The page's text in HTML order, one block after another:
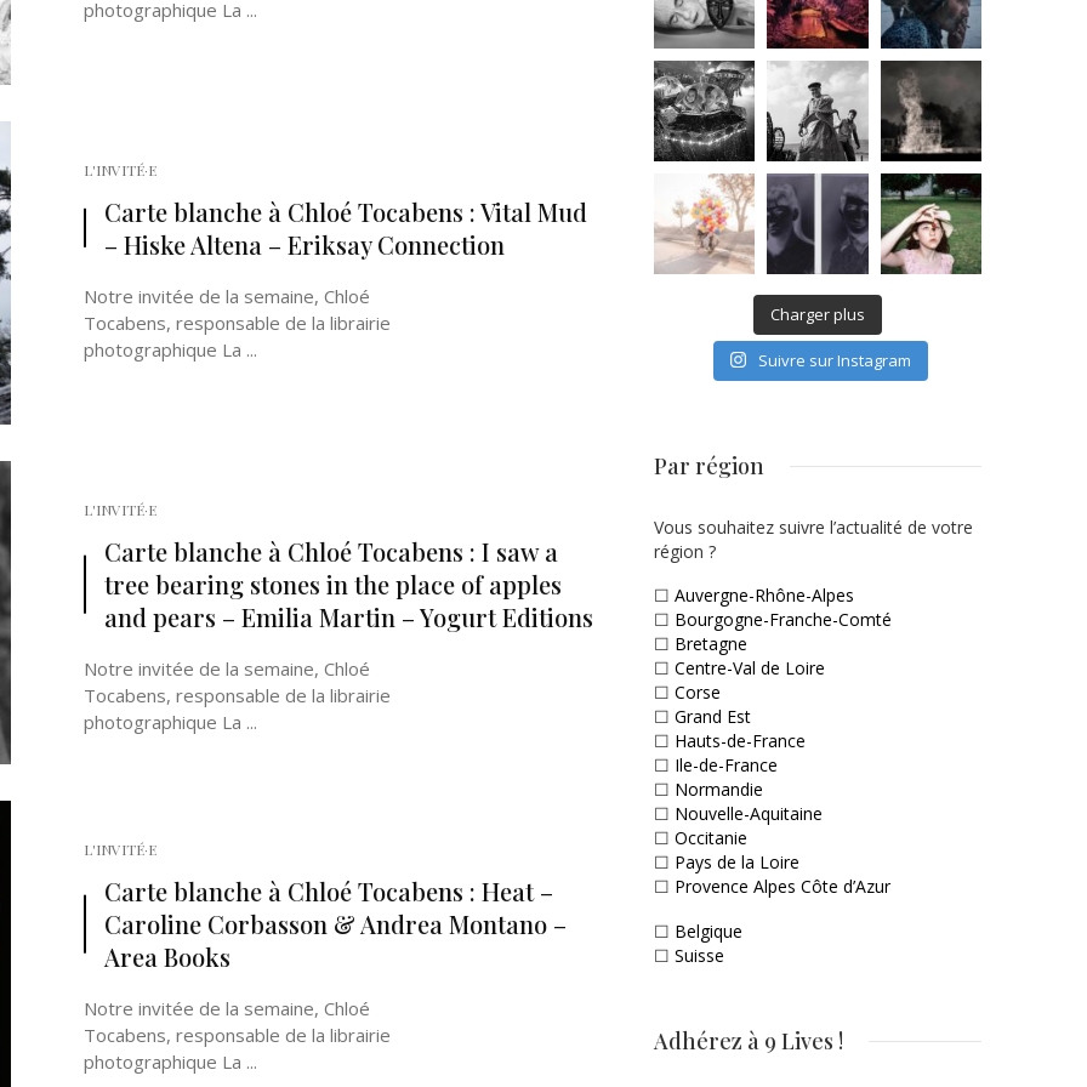
photographique La ...
L'INVITÉ·E
Carte blanche à Chloé Tocabens : Vital Mud
– Hiske Altena – Eriksay Connection
Notre invitée de la semaine, Chloé
Tocabens, responsable de la librairie
photographique La ...
L'INVITÉ·E
Carte blanche à Chloé Tocabens : I saw a
tree bearing stones in the place of apples
and pears – Emilia Martin – Yogurt Editions
Notre invitée de la semaine, Chloé
Tocabens, responsable de la librairie
photographique La ...
L'INVITÉ·E
Carte blanche à Chloé Tocabens : Heat –
Caroline Corbasson & Andrea Montano –
Area Books
Notre invitée de la semaine, Chloé
Tocabens, responsable de la librairie
photographique La ...
Charger plus
Suivre sur Instagram
Par région
Vous souhaitez suivre l’actualité de votre
région ?
☐ Auvergne-Rhône-Alpes
☐ Bourgogne-Franche-Comté
☐ Bretagne
☐ Centre-Val de Loire
☐ Corse
☐ Grand Est
☐ Hauts-de-France
☐ Ile-de-France
☐ Normandie
☐ Nouvelle-Aquitaine
☐ Occitanie
☐ Pays de la Loire
☐ Provence Alpes Côte d’Azur
☐ Belgique
☐ Suisse
Adhérez à 9 Lives !